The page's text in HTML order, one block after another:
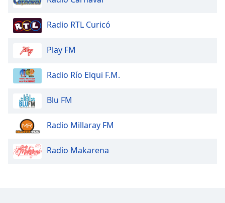
Radio RTL Curicó
Play FM
Radio Río Elqui F.M.
Blu FM
Radio Millaray FM
Radio Makarena